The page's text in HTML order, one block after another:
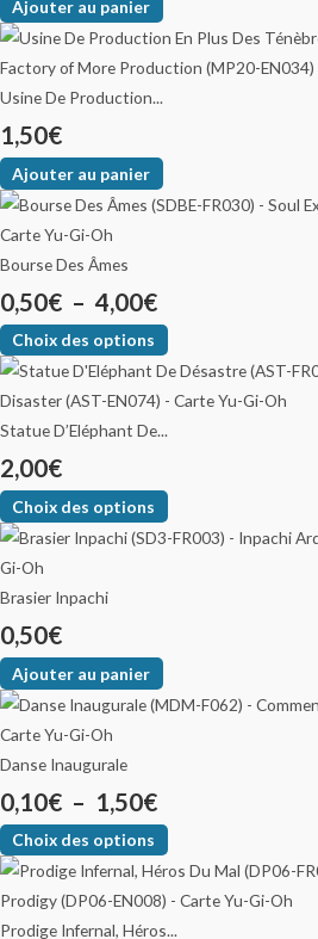
Ajouter au panier
Usine De Production...
1,50€
Ajouter au panier
Bourse Des Âmes
0,50€ – 4,00€
Choix des options
Statue D’Eléphant De...
2,00€
Choix des options
Brasier Inpachi
0,50€
Ajouter au panier
Danse Inaugurale
0,10€ – 1,50€
Choix des options
Prodige Infernal, Héros...